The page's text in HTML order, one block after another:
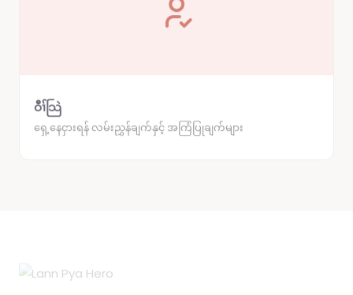
ဝီၢ်သြဲ
ရှေ့နေငှားရန် လမ်းညွှန်ချက်နှင့် အကြံပြုချက်များ